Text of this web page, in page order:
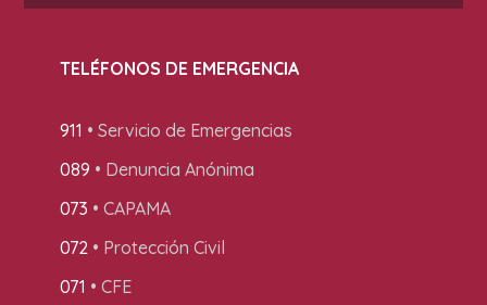
TELÉFONOS DE EMERGENCIA
911 • Servicio de Emergencias
089 • Denuncia Anónima
073 • CAPAMA
072 • Protección Civil
071 • CFE